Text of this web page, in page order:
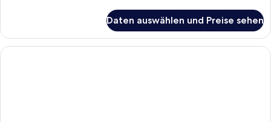
(Hearing)
anzeigen
2 Queen-
Betten,
barrierefrei
Daten auswählen und Preise sehen